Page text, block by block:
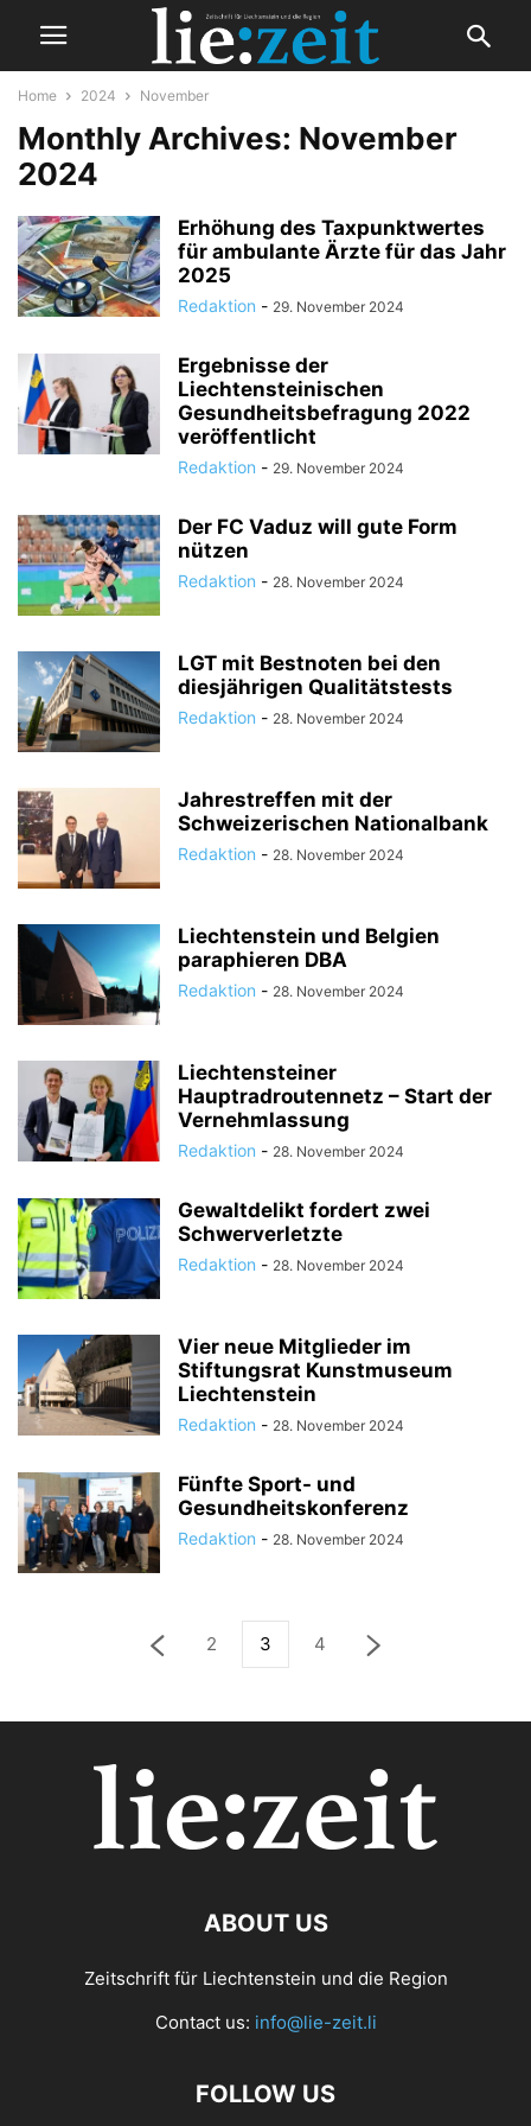
Home 2024 November
Monthly Archives: November
2024
Erhöhung des Taxpunktwertes
für ambulante Ärzte für das Jahr
2025
Redaktion - 29. November 2024
Ergebnisse der
Liechtensteinischen
Gesundheitsbefragung 2022
veröffentlicht
Redaktion - 29. November 2024
Der FC Vaduz will gute Form
nützen
Redaktion - 28. November 2024
LGT mit Bestnoten bei den
diesjährigen Qualitätstests
Redaktion - 28. November 2024
Jahrestreffen mit der
Schweizerischen Nationalbank
Redaktion - 28. November 2024
Liechtenstein und Belgien
paraphieren DBA
Redaktion - 28. November 2024
Liechtensteiner
Hauptradroutennetz – Start der
Vernehmlassung
Redaktion - 28. November 2024
Gewaltdelikt fordert zwei
Schwerverletzte
Redaktion - 28. November 2024
Vier neue Mitglieder im
Stiftungsrat Kunstmuseum
Liechtenstein
Redaktion - 28. November 2024
Fünfte Sport- und
Gesundheitskonferenz
Redaktion - 28. November 2024
2 3 4
ABOUT US
Zeitschrift für Liechtenstein und die Region
Contact us: info@lie-zeit.li
FOLLOW US